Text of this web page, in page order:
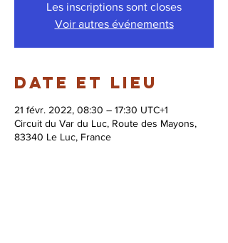
Les inscriptions sont closes
Voir autres événements
Date et lieu
21 févr. 2022, 08:30 – 17:30 UTC+1
Circuit du Var du Luc, Route des Mayons,
83340 Le Luc, France